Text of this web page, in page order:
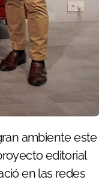
ambiente este
editorial
en las redes